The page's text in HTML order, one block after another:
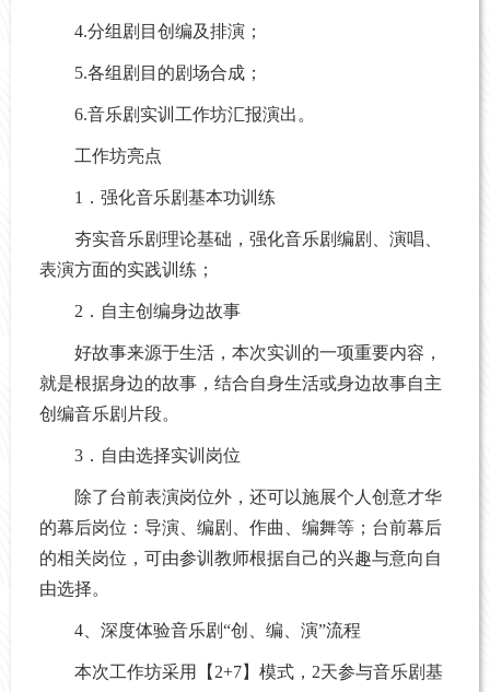
4.分组剧目创编及排演；
5.各组剧目的剧场合成；
6.音乐剧实训工作坊汇报演出。
工作坊亮点
1．强化音乐剧基本功训练
夯实音乐剧理论基础，强化音乐剧编剧、演唱、
表演方面的实践训练；
2．自主创编身边故事
好故事来源于生活，本次实训的一项重要内容，
就是根据身边的故事，结合自身生活或身边故事自主
创编音乐剧片段。
3．自由选择实训岗位
除了台前表演岗位外，还可以施展个人创意才华
的幕后岗位：导演、编剧、作曲、编舞等；台前幕后
的相关岗位，可由参训教师根据自己的兴趣与意向自
由选择。
4、深度体验音乐剧“创、编、演”流程
本次工作坊采用【2+7】模式，2天参与音乐剧基